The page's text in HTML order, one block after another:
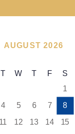
AUGUST 2026
T W T F S
1
4 5 6 7 8
11 12 13 14 15